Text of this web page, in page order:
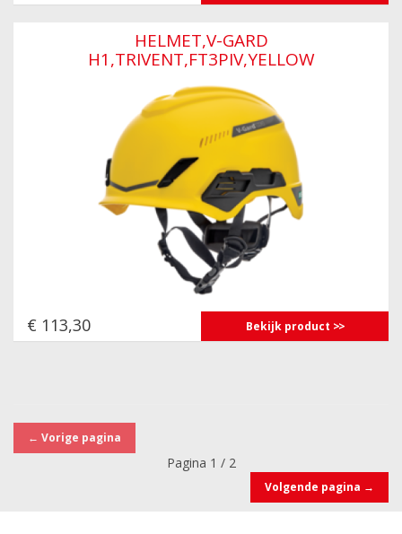
HELMET,V-GARD
H1,TRIVENT,FT3PIV,YELLOW
€ 113,30 Bekijk product
← Vorige pagina
Pagina 1 / 2
Volgende pagina →